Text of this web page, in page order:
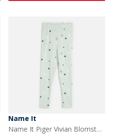
Name It
Name It Piger Vivian Blomster Leggings Gossamer Green